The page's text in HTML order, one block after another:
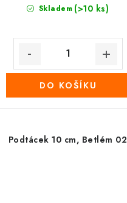
Skladem (>10 ks)
DO KOŠÍKU
Podtácek 10 cm, Betlém 02